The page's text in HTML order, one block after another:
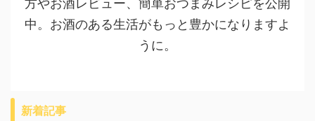
方やお酒レビュー、簡単おつまみレシピを公開
中。お酒のある生活がもっと豊かになりますよ
うに。
新着記事